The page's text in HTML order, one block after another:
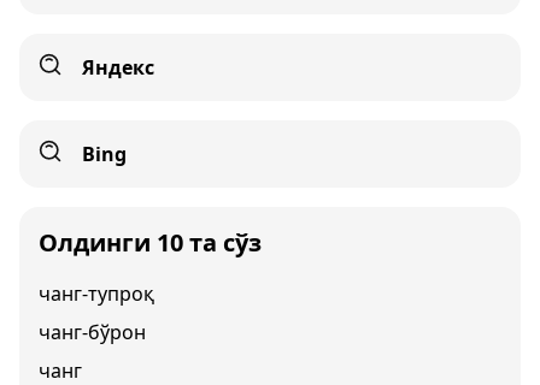
Яндекс
Bing
Олдинги 10 та сўз
чанг-тупроқ
чанг-бўрон
чанг